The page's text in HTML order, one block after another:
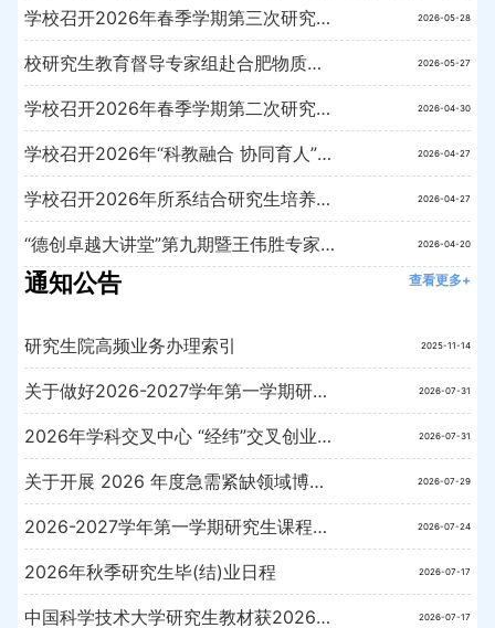
学校召开2026年春季学期第三次研究生教育分管院长工作会议 2026-05-28
校研究生教育督导专家组赴合肥物质院开展导师和学生调研座谈 2026-05-27
学校召开2026年春季学期第二次研究生教育分管院长工作会议 2026-04-30
学校召开2026年“科教融合 协同育人”质量提升行动计划项目申报暨2024年项目总结评估会 2026-04-27
学校召开2026年所系结合研究生培养基地建设研讨会 2026-04-27
“德创卓越大讲堂”第九期暨王伟胜专家报告会成功举办 2026-04-20
通知公告 查看更多+
研究生院高频业务办理索引 2025-11-14
关于做好2026-2027学年第一学期研究生学期注册工作的通知 2026-07-31
2026年学科交叉中心 “经纬”交叉创业青年项目申报通知 2026-07-31
关于开展 2026 年度急需紧缺领域博士培养工程申报遴选工作的通知 2026-07-29
2026-2027学年第一学期研究生课程助教申报通知 2026-07-24
2026年秋季研究生毕(结)业日程 2026-07-17
中国科学技术大学研究生教材获2026年出版专项奖励教材信息公示 2026-07-17